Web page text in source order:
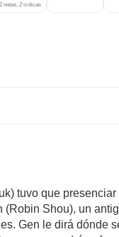
notas, 2 críticas
tuvo que presenciar
(Robin Shou), un
Gen le dirá dónde